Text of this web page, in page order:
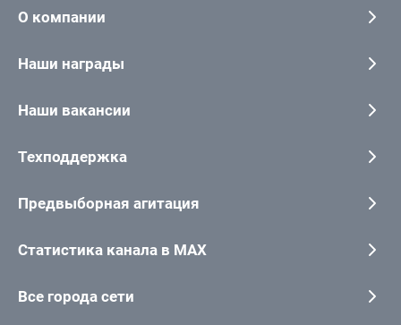
О компании
Наши награды
Наши вакансии
Техподдержка
Предвыборная агитация
Статистика канала в MAX
Все города сети